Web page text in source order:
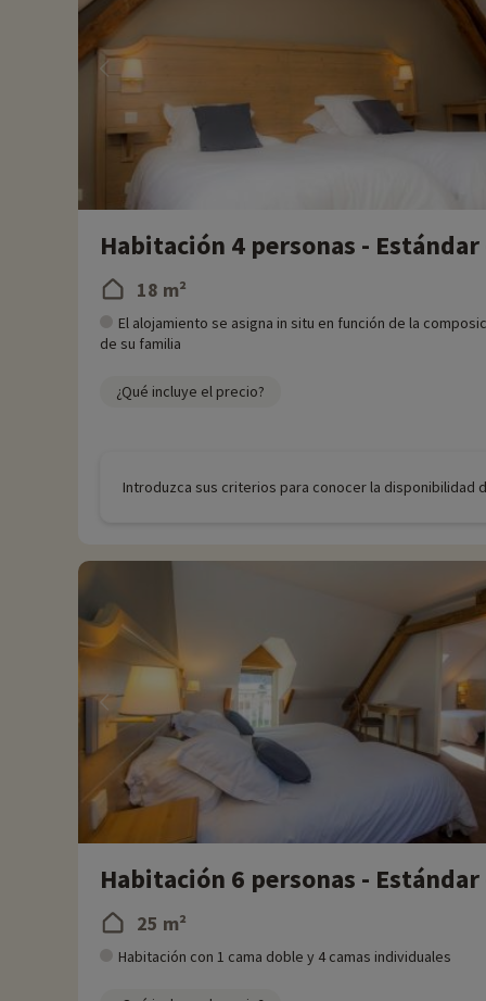
Habitación 4 personas -
18 m²
El alojamiento se asigna in situ en función de la
de su familia
¿Qué incluye el precio?
Introduzca sus criterios para conocer la disponibilidad
Habitación 6 personas -
25 m²
Habitación con 1 cama doble y 4 camas individuales